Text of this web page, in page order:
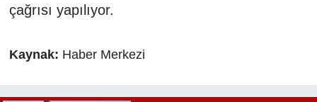
çağrısı yapılıyor.
Kaynak: Haber Merkezi